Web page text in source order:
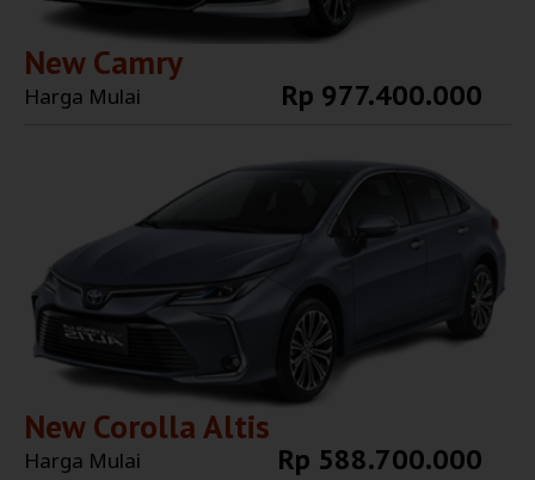
New Camry
Harga Mulai Rp 977.400.000
New Corolla Altis
Harga Mulai Rp 588.700.000